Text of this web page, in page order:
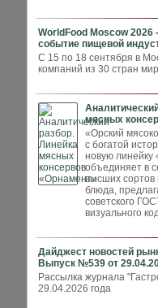
WorldFood Moscow 2026
событие пищевой
С 15 по 18 сентября в
компаний из 30 стран
мясных
«Орский
с богатой
новую линейку
объединяет в
высших сортов
блюда,
советского
визуального
Дайджест новостей
Выпуск №539 от
Рассылка журнала
29.04.2026 года